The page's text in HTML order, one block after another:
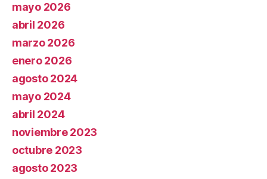
mayo 2026
abril 2026
marzo 2026
enero 2026
agosto 2024
mayo 2024
abril 2024
noviembre 2023
octubre 2023
agosto 2023